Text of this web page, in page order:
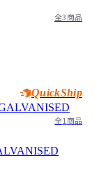
全3商品
QuickShip
全1商品